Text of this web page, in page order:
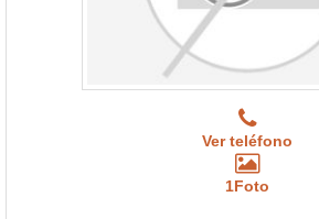
Ver teléfono
1Foto